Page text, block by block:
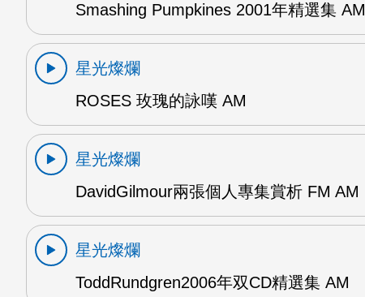
Smashing Pumpkines 2001年精選集 AM
星光燦爛
ROSES 玫瑰的詠嘆 AM
星光燦爛
DavidGilmour兩張個人專集賞析 FM AM
星光燦爛
ToddRundgren2006年双CD精選集 AM